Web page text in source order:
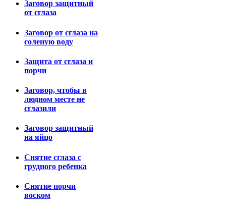
Заговор защитный
от сглаза
Заговор от сглаза на
соленую воду
Защита от сглаза и
порчи
Заговор, чтобы в
людном месте не
сглазили
Заговор защитный
на яйцо
Снятие сглаза с
грудного ребенка
Снятие порчи
воском